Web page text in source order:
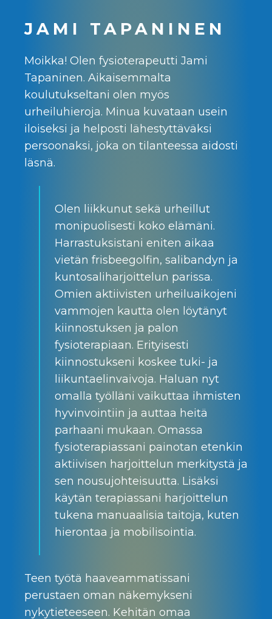
JAMI TAPANINEN
Moikka! Olen fysioterapeutti Jami
Tapaninen. Aikaisemmalta
koulutukseltani olen myös
urheiluhieroja. Minua kuvataan usein
iloiseksi ja helposti lähestyttäväksi
persoonaksi, joka on tilanteessa aidosti
läsnä.
Olen liikkunut sekä urheillut
monipuolisesti koko elämäni.
Harrastuksistani eniten aikaa
vietän frisbeegolfin, salibandyn ja
kuntosaliharjoittelun parissa.
Omien aktiivisten urheiluaikojeni
vammojen kautta olen löytänyt
kiinnostuksen ja palon
fysioterapiaan. Erityisesti
kiinnostukseni koskee tuki- ja
liikuntaelinvaivoja. Haluan nyt
omalla työlläni vaikuttaa ihmisten
hyvinvointiin ja auttaa heitä
parhaani mukaan. Omassa
fysioterapiassani painotan etenkin
aktiivisen harjoittelun merkitystä ja
sen nousujohteisuutta. Lisäksi
käytän terapiassani harjoittelun
tukena manuaalisia taitoja, kuten
hierontaa ja mobilisointia.
Teen työtä haaveammatissani
perustaen oman näkemykseni
nykytieteeseen. Kehitän omaa